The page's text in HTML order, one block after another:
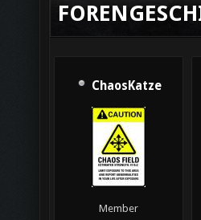
ChaosKatze
Member